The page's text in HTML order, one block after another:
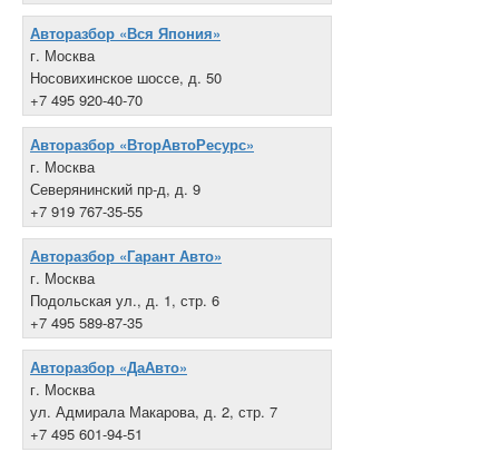
Авторазбор «Вся Япония»
г. Москва
Носовихинское шоссе, д. 50
+7 495 920-40-70
Авторазбор «ВторАвтоРесурс»
г. Москва
Северянинский пр-д, д. 9
+7 919 767-35-55
Авторазбор «Гарант Авто»
г. Москва
Подольская ул., д. 1, стр. 6
+7 495 589-87-35
Авторазбор «ДаАвто»
г. Москва
ул. Адмирала Макарова, д. 2, стр. 7
+7 495 601-94-51